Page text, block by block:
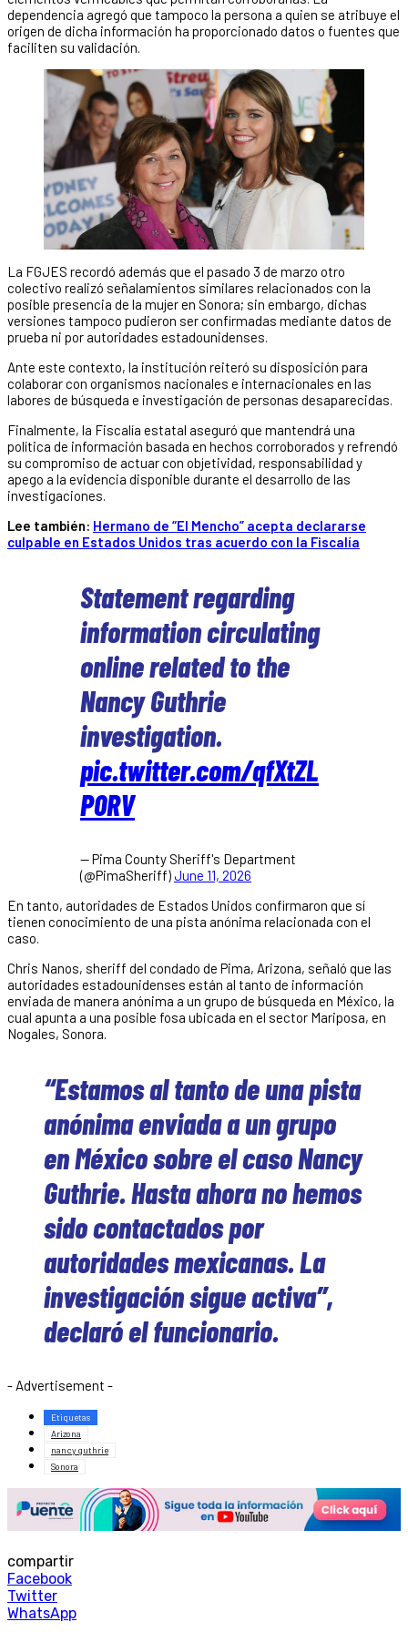
dependencia agregó que tampoco la persona a quien se atribuye el
origen de dicha información ha proporcionado datos o fuentes que
faciliten su validación.
La FGJES recordó además que el pasado 3 de marzo otro
colectivo realizó señalamientos similares relacionados con la
posible presencia de la mujer en Sonora; sin embargo, dichas
versiones tampoco pudieron ser confirmadas mediante datos de
prueba ni por autoridades estadounidenses.
Ante este contexto, la institución reiteró su disposición para
colaborar con organismos nacionales e internacionales en las
labores de búsqueda e investigación de personas desaparecidas.
Finalmente, la Fiscalía estatal aseguró que mantendrá una
política de información basada en hechos corroborados y refrendó
su compromiso de actuar con objetividad, responsabilidad y
apego a la evidencia disponible durante el desarrollo de las
investigaciones.
Lee también: Hermano de “El Mencho” acepta declararse
culpable en Estados Unidos tras acuerdo con la Fiscalía
Statement regarding
information circulating
online related to the
Nancy Guthrie
investigation.
pic.twitter.com/qfXtZL
P0RV
— Pima County Sheriff's Department
(@PimaSheriff)June 11, 2026
En tanto, autoridades de Estados Unidos confirmaron que sí
tienen conocimiento de una pista anónima relacionada con el
caso.
Chris Nanos, sheriff del condado de Pima, Arizona, señaló que las
autoridades estadounidenses están al tanto de información
enviada de manera anónima a un grupo de búsqueda en México, la
cual apunta a una posible fosa ubicada en el sector Mariposa, en
Nogales, Sonora.
“Estamos al tanto de una pista
anónima enviada a un grupo
en México sobre el caso Nancy
Guthrie. Hasta ahora no hemos
sido contactados por
autoridades mexicanas. La
investigación sigue activa”,
declaró el funcionario.
- Advertisement -
Etiquetas
Arizona
nancy guthrie
Sonora
compartir
Facebook
Twitter
WhatsApp